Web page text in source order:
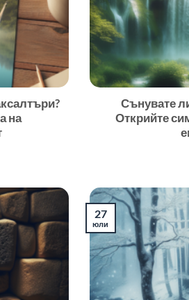
на
Сънувате
Открийте
27
юли